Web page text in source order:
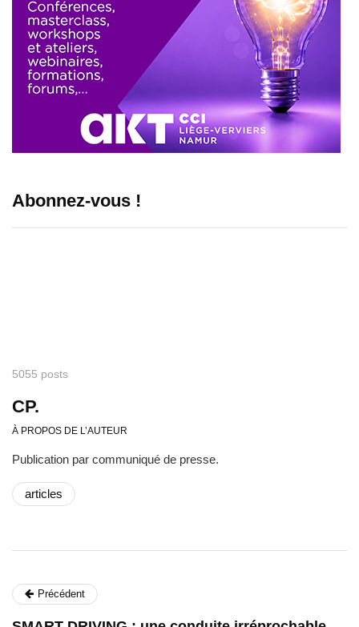
Abonnez-vous !
5055 posts
CP.
À PROPOS DE L’AUTEUR
Publication par communiqué de presse.
articles
Précédent